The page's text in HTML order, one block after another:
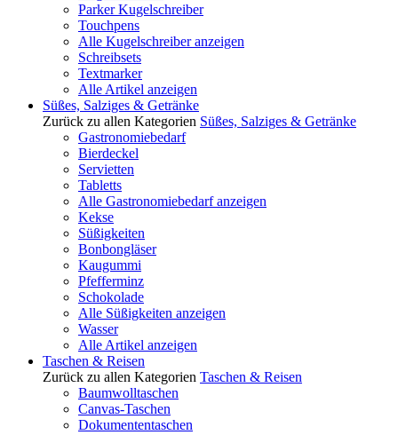
Parker Kugelschreiber
Touchpens
Alle Kugelschreiber anzeigen
Schreibsets
Textmarker
Alle Artikel anzeigen
Süßes, Salziges & Getränke
Zurück zu allen Kategorien Süßes, Salziges & Getränke
Gastronomiebedarf
Bierdeckel
Servietten
Tabletts
Alle Gastronomiebedarf anzeigen
Kekse
Süßigkeiten
Bonbongläser
Kaugummi
Pfefferminz
Schokolade
Alle Süßigkeiten anzeigen
Wasser
Alle Artikel anzeigen
Taschen & Reisen
Zurück zu allen Kategorien Taschen & Reisen
Baumwolltaschen
Canvas-Taschen
Dokumententaschen